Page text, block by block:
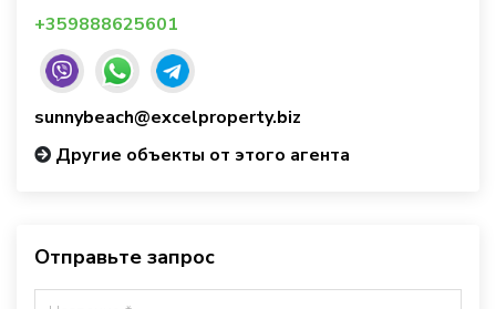
+359888625601
sunnybeach@excelproperty.biz
Другие объекты от этого агента
Отправьте запрос